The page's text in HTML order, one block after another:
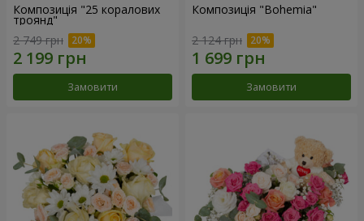
Композиція "25 коралових
троянд"
2 749 грн
Замовити
Композиція "Bohemia"
2 124 грн
Замовити